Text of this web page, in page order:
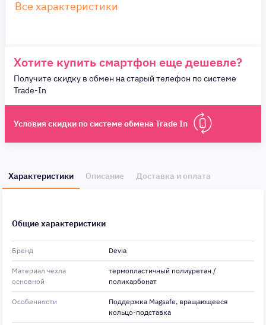
Все характеристики
Хотите купить смартфон еще дешевле?
Получите скидку в обмен на старый телефон по системе
Trade-In
Условия скидки по системе обмена Trade In
Характеристики Описание Доставка и оплата
Общие характеристики
Бренд Devia
Материал чехла
основной
термопластичный полиуретан /
поликарбонат
Особенности
Поддержка Magsafe, вращающееся
кольцо-подставка